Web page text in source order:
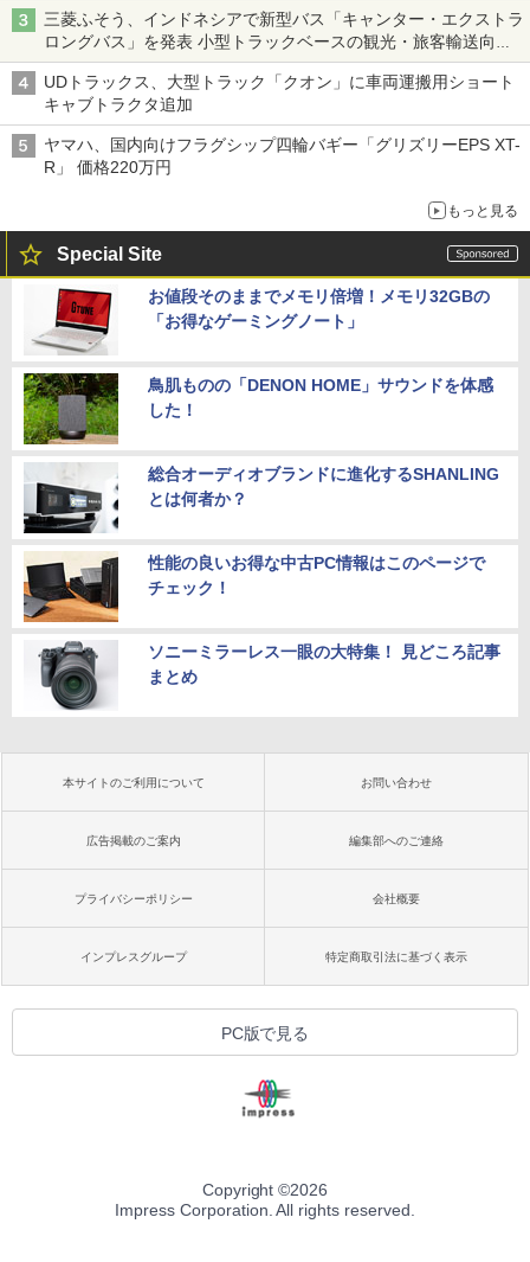
三菱ふそう、インドネシアで新型バス「キャンター・エクストラ
ロングバス」を発表 小型トラックベースの観光・旅客輸送向け
バス
UDトラックス、大型トラック「クオン」に車両運搬用ショート
キャブトラクタ追加
ヤマハ、国内向けフラグシップ四輪バギー「グリズリーEPS XT-
R」 価格220万円
もっと見る
Special Site
お値段そのままでメモリ倍増！メモリ32GBの
「お得なゲーミングノート」
鳥肌ものの「DENON HOME」サウンドを体感
した！
総合オーディオブランドに進化するSHANLING
とは何者か？
性能の良いお得な中古PC情報はこのページで
チェック！
ソニーミラーレス一眼の大特集！ 見どころ記事
まとめ
本サイトのご利用について お問い合わせ
広告掲載のご案内 編集部へのご連絡
プライバシーポリシー 会社概要
インプレスグループ 特定商取引法に基づく表示
PC版で見る
Copyright ©2026
Impress Corporation. All rights reserved.